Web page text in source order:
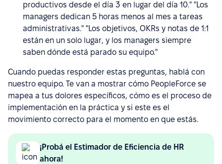
productivos desde el día 3 en lugar del día 10." "Los
managers dedican 5 horas menos al mes a tareas
administrativas." "Los objetivos, OKRs y notas de 1:1
están en un solo lugar, y los managers siempre
saben dónde está parado su equipo."
Cuando puedas responder estas preguntas, hablá con
nuestro equipo. Te van a mostrar cómo PeopleForce se
mapea a tus dolores específicos, cómo es el proceso de
implementación en la práctica y si este es el
movimiento correcto para el momento en que estás.
¡Probá el Estimador de Eficiencia de HR
ahora!